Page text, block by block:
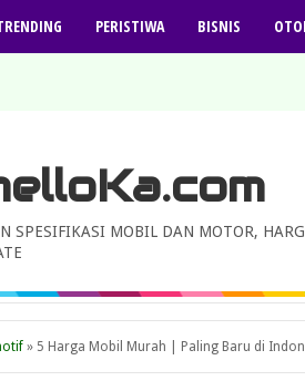
PERISTIWA BISNIS
SPESIFIKASI MOBIL DAN MOTOR,
» 5 Harga Mobil Murah | Paling Baru di